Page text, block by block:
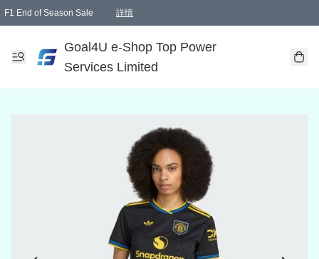
F1 End of Season Sale 詳情
Goal4U e-Shop Top Power
Services Limited